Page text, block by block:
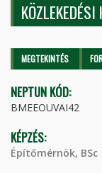
Elsődleges
MEGTEKINTÉS (AKTÍV
NEPTUN KÓD:
BMEEOUVAI42
KÉPZÉS:
Építőmérnök, BSc